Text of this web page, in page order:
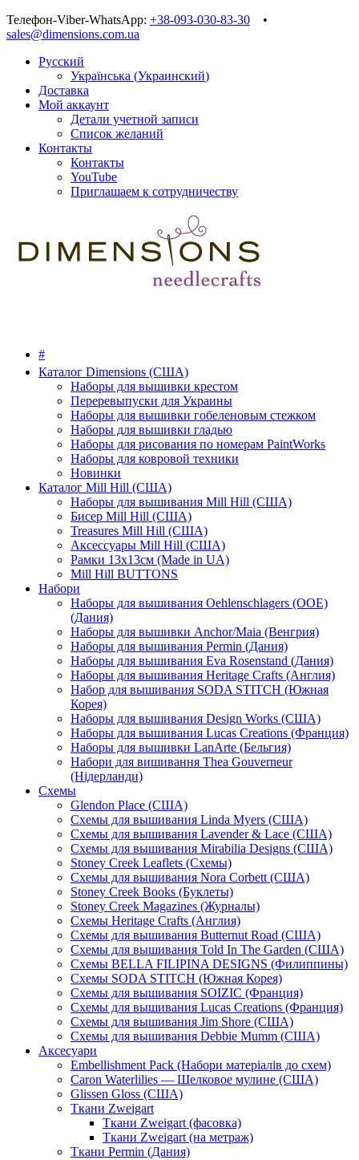
Телефон-Viber-WhatsApp: +38-093-030-83-30 •
sales@dimensions.com.ua
Русский
Українська (Украинский)
Доставка
Мой аккаунт
Детали учетной записи
Список желаний
Контакты
Контакты
YouTube
Приглашаем к сотрудничеству
#
Каталог Dimensions (США)
Наборы для вышивки крестом
Переревыпуски для Украины
Наборы для вышивки гобеленовым стежком
Наборы для вышивки гладью
Наборы для рисования по номерам PaintWorks
Наборы для ковровой техники
Новинки
Каталог Mill Hill (США)
Наборы для вышивания Mill Hill (США)
Бисер Mill Hill (США)
Treasures Mill Hill (США)
Аксессуары Mill Hill (США)
Рамки 13х13см (Made in UA)
Mill Hill BUTTONS
Набори
Наборы для вышивания Oehlenschlagers (OOE)
(Дания)
Наборы для вышивки Anchor/Maia (Венгрия)
Наборы для вышивания Permin (Дания)
Наборы для вышивания Eva Rosenstand (Дания)
Наборы для вышивания Heritage Crafts (Англия)
Набор для вышивания SODA STITCH (Южная
Корея)
Наборы для вышивания Design Works (США)
Наборы для вышивания Lucas Creations (Франция)
Наборы для вышивки LanArte (Бельгия)
Набори для вишивання Thea Gouverneur
(Нідерланди)
Схемы
Glendon Place (США)
Схемы для вышивания Linda Myers (США)
Схемы для вышивания Lavender & Lace (США)
Схемы для вышивания Mirabilia Designs (США)
Stoney Creek Leaflets (Схемы)
Схемы для вышивания Nora Corbett (США)
Stoney Creek Books (Буклеты)
Stoney Creek Magazines (Журналы)
Схемы Heritage Crafts (Англия)
Схемы для вышивания Butternut Road (США)
Схемы для вышивания Told In The Garden (США)
Схемы BELLA FILIPINA DESIGNS (Филиппины)
Схемы SODA STITCH (Южная Корея)
Схемы для вышивания SOIZIC (Франция)
Схемы для вышивания Lucas Creations (Франция)
Схемы для вышивания Jim Shore (США)
Схемы для вышивания Debbie Mumm (США)
Аксесуари
Embellishment Pack (Набори матеріалів до схем)
Caron Waterlilies — Шелковое мулине (США)
Glissen Gloss (США)
Ткани Zweigart
Ткани Zweigart (фасовка)
Ткани Zweigart (на метраж)
Ткани Permin (Дания)